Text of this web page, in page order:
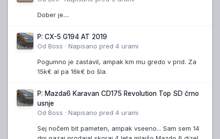
Dober je....
P: CX-5 G194 AT 2019
Od Boss · Napisano pred 4 urami
Pogumno je zastavil, ampak km mu gredo v prid. Za
15k€ al pa 16k€ bo šla.
P: Mazda6 Karavan CD175 Revolution Top SD črno
usnje
Od Boss · Napisano pred 4 urami
Sej nočem bit pameten, ampak vseeno... Sam sem 14